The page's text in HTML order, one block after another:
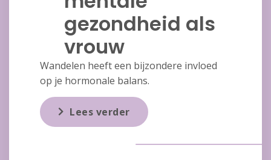
gezondheid als
vrouw
Wandelen heeft een bijzondere invloed
op je hormonale balans.
Lees verder